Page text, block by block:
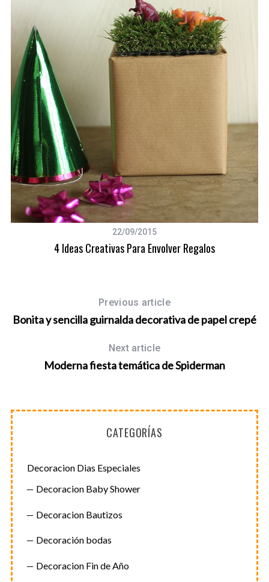
22/09/2015
4 Ideas Creativas Para Envolver Regalos
Previous article
Bonita y sencilla guirnalda decorativa de papel crepé
Next article
Moderna fiesta temática de Spiderman
CATEGORÍAS
Decoracion Dias Especiales
Decoracion Baby Shower
Decoracion Bautizos
Decoración bodas
Decoracion Fin de Año
e
: